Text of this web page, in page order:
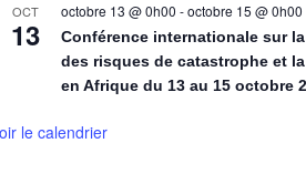
OCT
13
octobre 13 @ 0h00 -octobre 15 @ 0h00
Conférence internationale sur
des risques de catastrophe et
en Afrique du 13 au 15 octobre
le calendrier